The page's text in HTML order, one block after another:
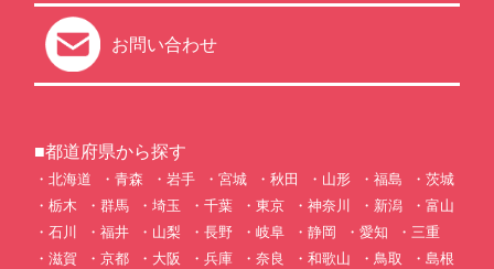
お問い合わせ
■都道府県から探す
北海道 青森 岩手 宮城 秋田 山形 福島
茨城
栃木
群馬 埼玉 千葉 東京 神奈川 新潟
富山
石川
福井 山梨 長野 岐阜 静岡 愛知
三重
滋賀
京都 大阪 兵庫 奈良 和歌山 鳥取
島根